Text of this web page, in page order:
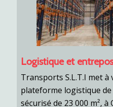
Logistique et
Transports S.L.T.I met
plateforme logistique de
sécurisé de 23 000 m²,